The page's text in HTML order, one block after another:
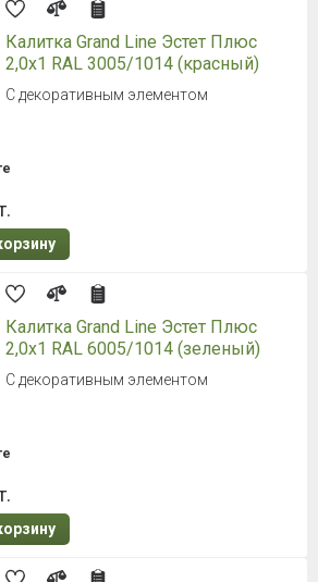
Калитка Grand Line Эстет Плюс
2,0х1 RAL 3005/1014 (красный)
С декоративным элементом
Калитка Grand Line Эстет Плюс
2,0х1 RAL 6005/1014 (зеленый)
С декоративным элементом